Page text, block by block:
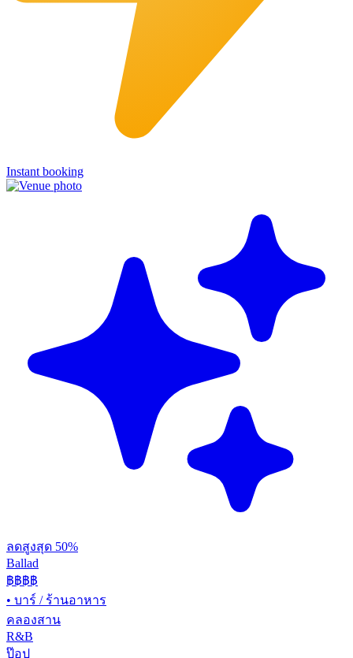
Instant booking
ลดสูงสุด 50%
Ballad
฿฿฿฿
• บาร์ / ร้านอาหาร
คลองสาน
R&B
ป๊อป